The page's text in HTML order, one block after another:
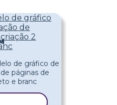
de gráfico
de
2